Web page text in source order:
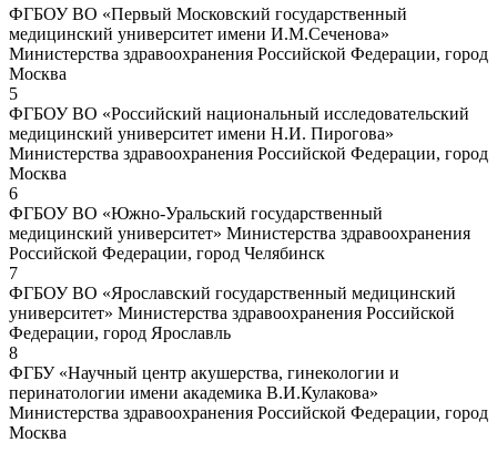
ФГБОУ ВО «Первый Московский государственный
медицинский университет имени И.М.Сеченова»
Министерства здравоохранения Российской Федерации, город
Москва
5
ФГБОУ ВО «Российский национальный исследовательский
медицинский университет имени Н.И. Пирогова»
Министерства здравоохранения Российской Федерации, город
Москва
6
ФГБОУ ВО «Южно-Уральский государственный
медицинский университет» Министерства здравоохранения
Российской Федерации, город Челябинск
7
ФГБОУ ВО «Ярославский государственный медицинский
университет» Министерства здравоохранения Российской
Федерации, город Ярославль
8
ФГБУ «Научный центр акушерства, гинекологии и
перинатологии имени академика В.И.Кулакова»
Министерства здравоохранения Российской Федерации, город
Москва